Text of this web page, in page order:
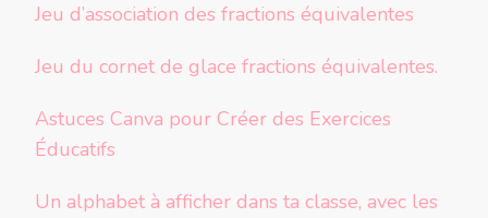
Jeu d’association des fractions équivalentes
Jeu du cornet de glace fractions équivalentes.
Astuces Canva pour Créer des Exercices
Éducatifs
Un alphabet à afficher dans ta classe, avec les